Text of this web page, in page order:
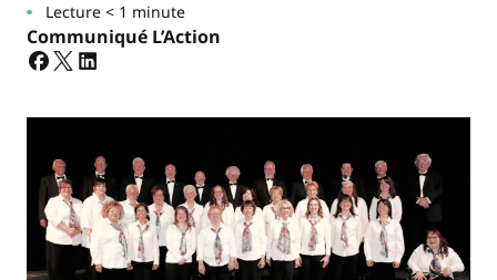
Lecture < 1 minute
Communiqué L’Action